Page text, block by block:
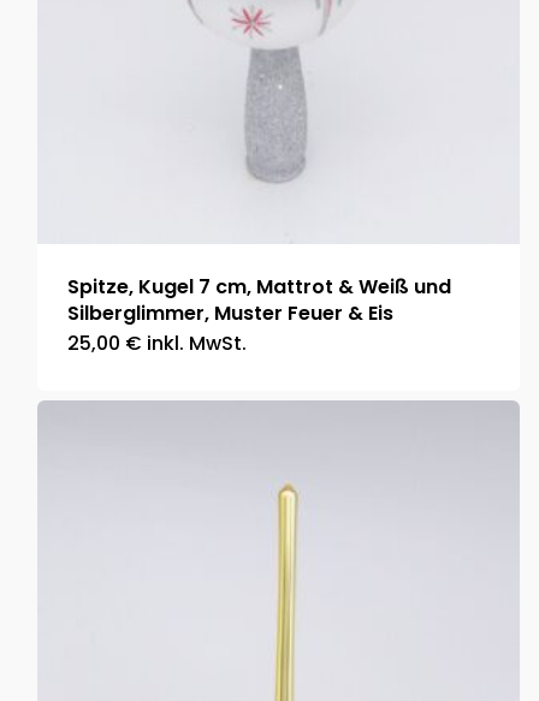
Spitze, Kugel 7 cm, Mattrot & Weiß und
Silberglimmer, Muster Feuer & Eis
25,00 € inkl. MwSt.